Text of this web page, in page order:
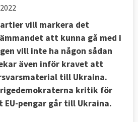
vill markera det
att kunna gå med i
vill inte ha någon sådan
även inför kravet att
till Ukraina.
kritik för
pengar går till Ukraina.